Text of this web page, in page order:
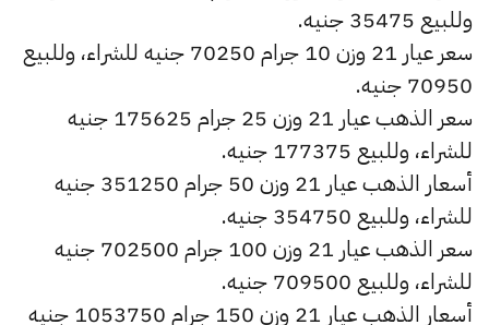
وللبيع 35475 جنيه.
سعر عيار 21 وزن 10 جرام 70250 جنيه للشراء، وللبيع
70950 جنيه.
سعر الذهب عيار 21 وزن 25 جرام 175625 جنيه
للشراء، وللبيع 177375 جنيه.
أسعار الذهب عيار 21 وزن 50 جرام 351250 جنيه
للشراء، وللبيع 354750 جنيه.
سعر الذهب عيار 21 وزن 100 جرام 702500 جنيه
للشراء، وللبيع 709500 جنيه.
أسعار الذهب عيار 21 وزن 150 جرام 1053750 جنيه